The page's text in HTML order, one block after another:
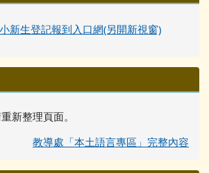
新整理頁面。
教導處「本土語言專區」完整內容